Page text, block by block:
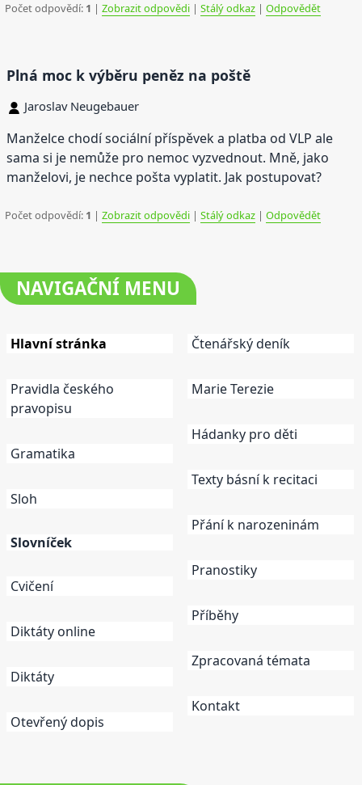
Počet odpovědí: 1 |Zobrazit odpovědi |Stálý odkaz |Odpovědět
Plná moc k výběru peněz na poště
Jaroslav Neugebauer
Manželce chodí sociální příspěvek a platba od VLP ale
sama si je nemůže pro nemoc vyzvednout. Mně, jako
manželovi, je nechce pošta vyplatit. Jak postupovat?
Počet odpovědí: 1 |Zobrazit odpovědi |Stálý odkaz |Odpovědět
NAVIGAČNÍ MENU
Hlavní stránka
Pravidla českého
pravopisu
Gramatika
Sloh
Slovníček
Cvičení
Diktáty online
Diktáty
Otevřený dopis
Čtenářský deník
Marie Terezie
Hádanky pro děti
Texty básní k recitaci
Přání k narozeninám
Pranostiky
Příběhy
Zpracovaná témata
Kontakt